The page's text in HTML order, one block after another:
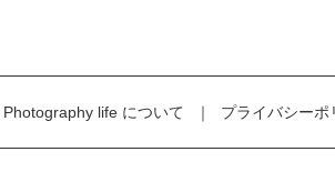
Photography life について プライバシーポ